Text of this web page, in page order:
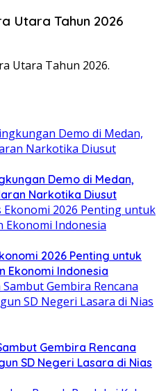
Utara Tahun 2026
Utara Tahun 2026.
Demo di Medan,
Narkotika Diusut
2026 Penting untuk
Ekonomi Indonesia
Gembira Rencana
SD Negeri Lasara di Nias